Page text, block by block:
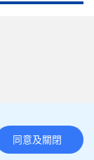
同意及關閉